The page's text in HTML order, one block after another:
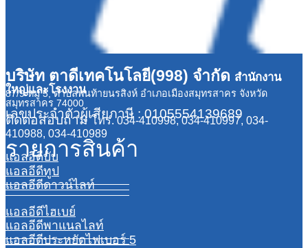
บริษัท ตาดีเทคโนโลยี(998) จำกัด สำนักงาน
ใหญ่และโรงงาน
87/9 หมู่ 5, ตำบลพันท้ายนรสิงห์ อำเภอเมืองสมุทรสาคร จังหวัด
สมุทรสาคร 74000
เลขประจำตัวผู้เสียภาษี : 0105554139689
ติดต่อสอบถามโทร. 034-410998, 034-410997, 034-
410988, 034-410989
รายการสินค้า
แอลอีดีบับ
แอลอีดีทูป
แอลอีดีดาวน์ไลท์
แอลอีดีไฮเบย์
แอลอีดีพาแนลไลท์
แอลอีดีประหยัดไฟเบอร์ 5